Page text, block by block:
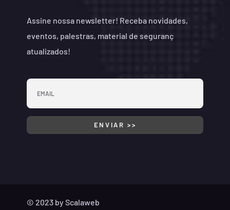
Assine nossa newsletter! Receba novidades,
eventos, palestras, material de seguranç
atualizados!
© 2023 byScalaweb